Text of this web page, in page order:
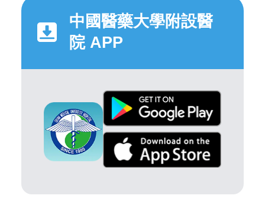
中國醫藥大學附設醫
院 APP